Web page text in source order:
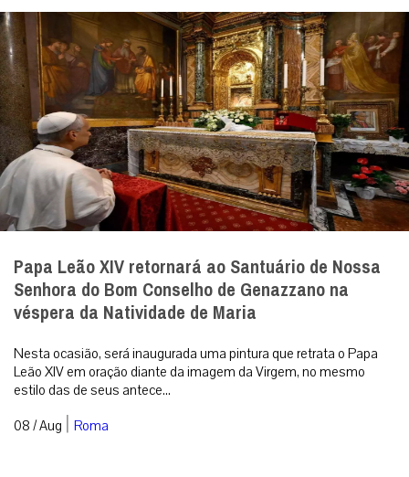
Papa Leão XIV retornará ao Santuário de Nossa
Senhora do Bom Conselho de Genazzano na
véspera da Natividade de Maria
Nesta ocasião, será inaugurada uma pintura que retrata o Papa
Leão XIV em oração diante da imagem da Virgem, no mesmo
estilo das de seus antece...
08 / Aug | Roma